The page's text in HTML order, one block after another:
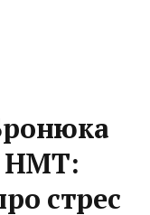
НМТ:
стрес